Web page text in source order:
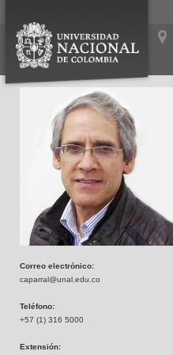
Correo electrónico:
caparral@unal.edu.co
Teléfono:
+57 (1) 316 5000
Extensión: